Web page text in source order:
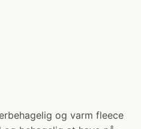
og varm fleece